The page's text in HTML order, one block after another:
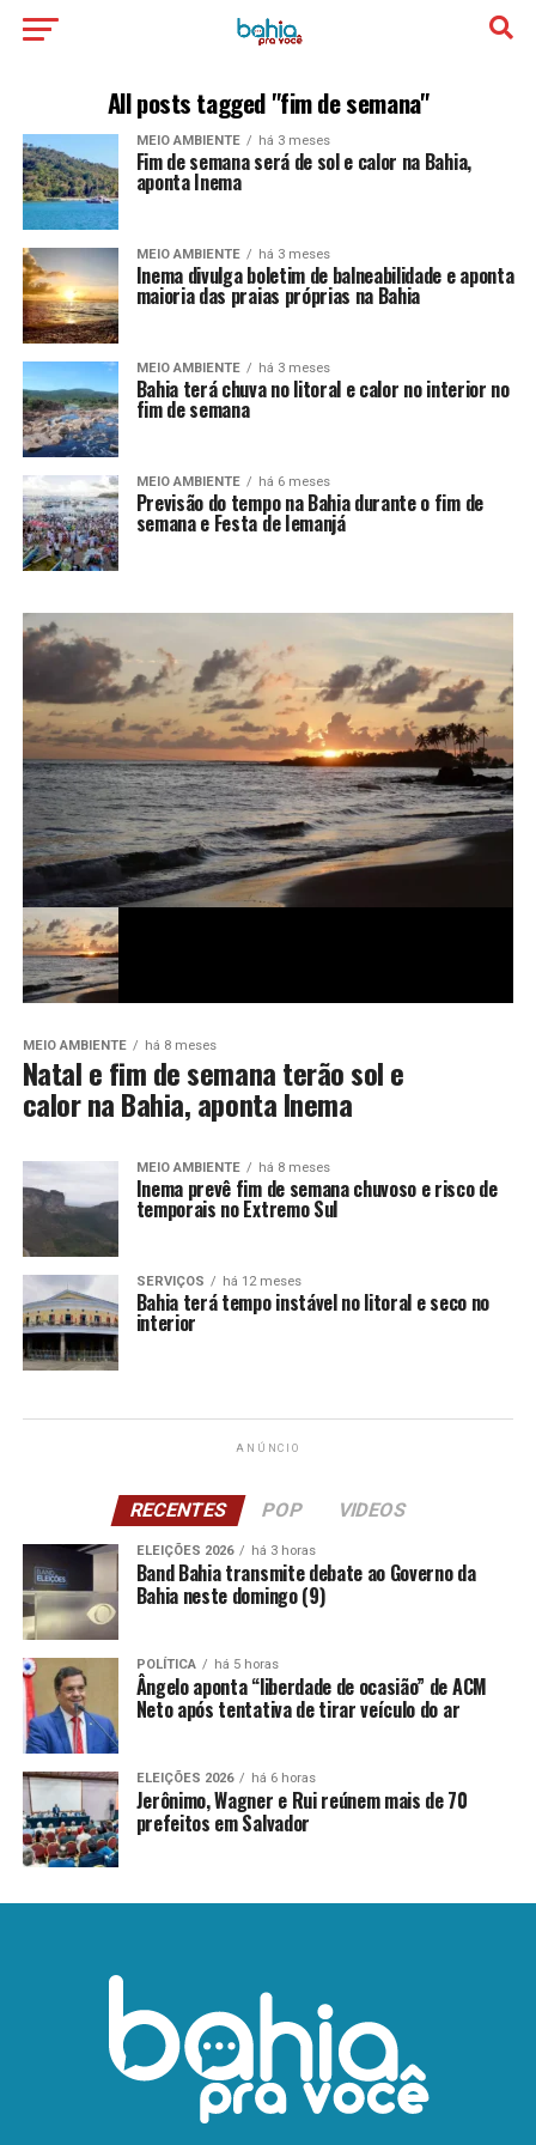
All posts tagged "fim de semana"
MEIO AMBIENTE há 3 meses
Fim de semana será de sol e calor na Bahia,
aponta Inema
MEIO AMBIENTE há 3 meses
Inema divulga boletim de balneabilidade e aponta
maioria das praias próprias na Bahia
MEIO AMBIENTE há 3 meses
Bahia terá chuva no litoral e calor no interior no
fim de semana
MEIO AMBIENTE há 6 meses
Previsão do tempo na Bahia durante o fim de
semana e Festa de Iemanjá
MEIO AMBIENTE há 8 meses
Natal e fim de semana terão sol e
calor na Bahia, aponta Inema
MEIO AMBIENTE há 8 meses
Inema prevê fim de semana chuvoso e risco de
temporais no Extremo Sul
SERVIÇOS há 12 meses
Bahia terá tempo instável no litoral e seco no
interior
ANÚNCIO
RECENTES POP VIDEOS
ELEIÇÕES 2026 há 3 horas
Band Bahia transmite debate ao Governo da
Bahia neste domingo (9)
POLÍTICA há 5 horas
Ângelo aponta “liberdade de ocasião” de ACM
Neto após tentativa de tirar veículo do ar
ELEIÇÕES 2026 há 6 horas
Jerônimo, Wagner e Rui reúnem mais de 70
prefeitos em Salvador